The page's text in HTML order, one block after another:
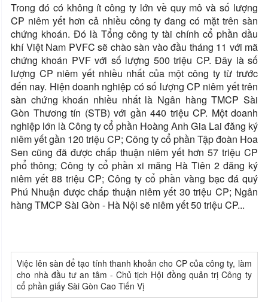
Trong đó có không ít công ty lớn về quy mô và số lượng
CP niêm yết hơn cả nhiều công ty đang có mặt trên sàn
chứng khoán. Đó là Tổng công ty tài chính cổ phần dầu
khí Việt Nam PVFC sẽ chào sàn vào đầu tháng 11 với mã
chứng khoán PVF với số lượng 500 triệu CP. Đây là số
lượng CP niêm yết nhiều nhất của một công ty từ trước
đến nay. Hiện doanh nghiệp có số lượng CP niêm yết trên
sàn chứng khoán nhiều nhất là Ngân hàng TMCP Sài
Gòn Thương tín (STB) với gần 440 triệu CP. Một doanh
nghiệp lớn là Công ty cổ phần Hoàng Anh Gia Lai đăng ký
niêm yết gần 120 triệu CP; Công ty cổ phần Tập đoàn Hoa
Sen cũng đã được chấp thuận niêm yết hơn 57 triệu CP
phổ thông; Công ty cổ phần xi măng Hà Tiên 2 đăng ký
niêm yết 88 triệu CP; Công ty cổ phần vàng bạc đá quý
Phú Nhuận được chấp thuận niêm yết 30 triệu CP; Ngân
hàng TMCP Sài Gòn - Hà Nội sẽ niêm yết 50 triệu CP...
Việc lên sàn để tạo tính thanh khoản cho CP của công ty, làm
cho nhà đầu tư an tâm - Chủ tịch Hội đồng quản trị Công ty
cổ phần giấy Sài Gòn Cao Tiến Vị